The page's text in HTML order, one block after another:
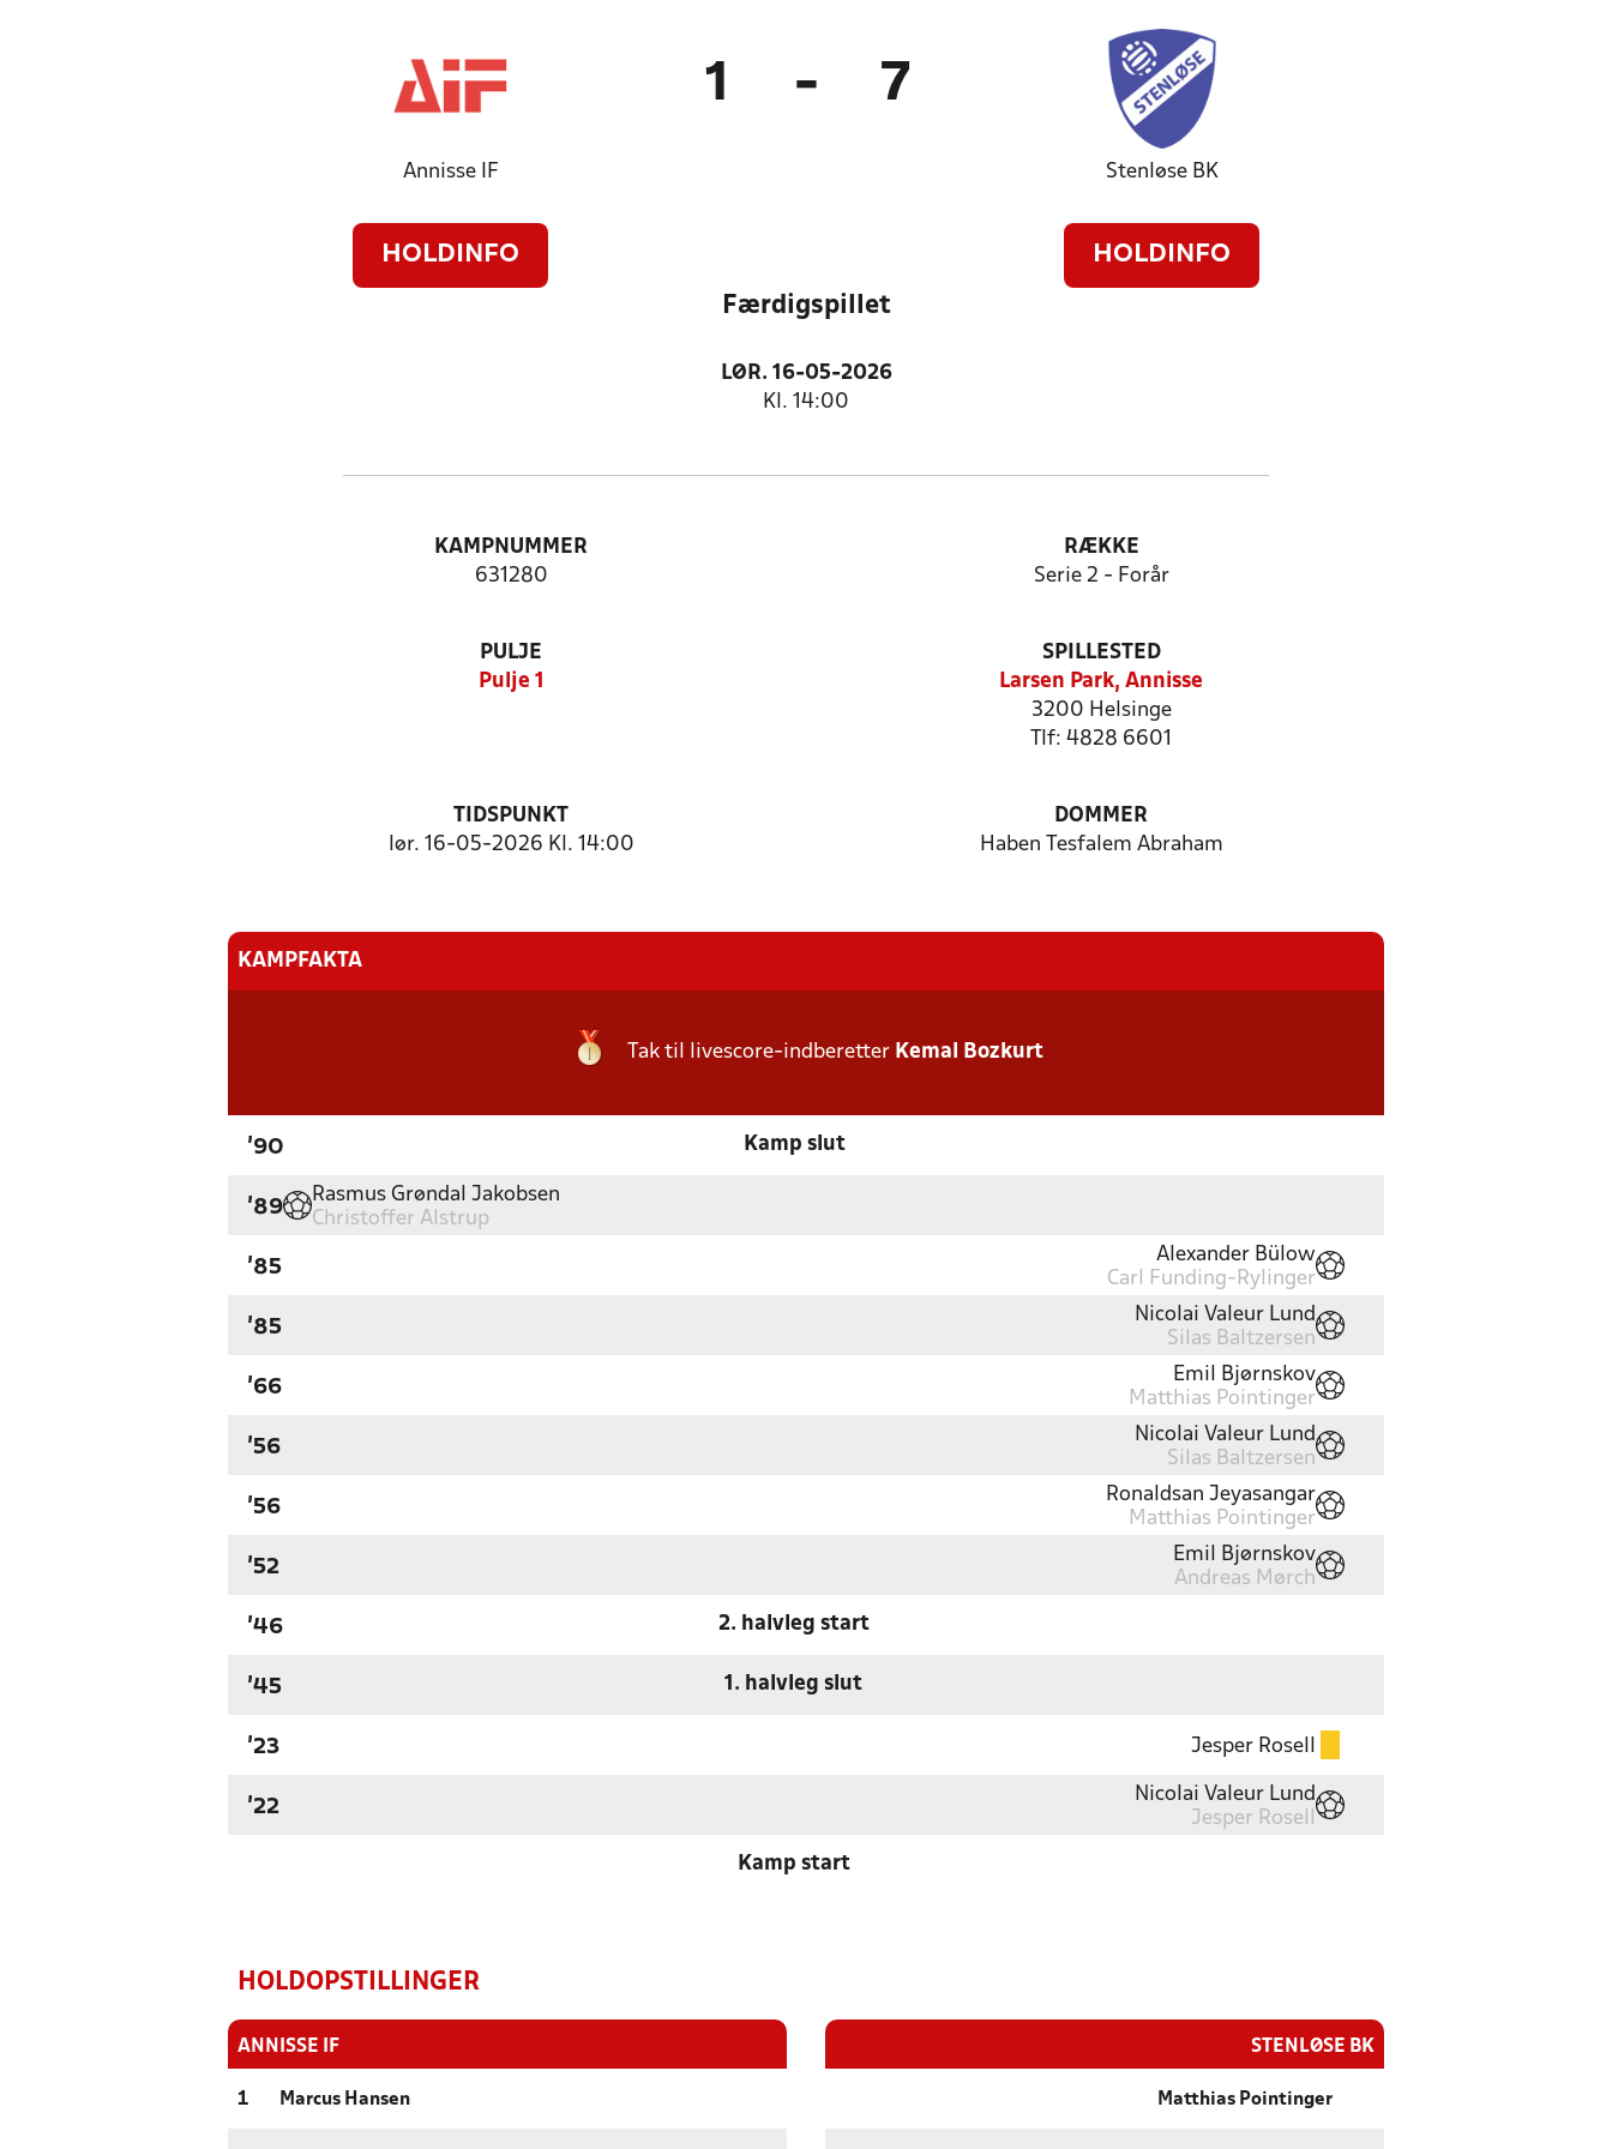
Annisse IF
HOLDINFO
1 - 7
Stenløse BK
HOLDINFO
Færdigspillet
LØR. 16-05-2026
Kl. 14:00
KAMPNUMMER
631280
RÆKKE
Serie 2 - Forår
PULJE
Pulje 1
SPILLESTED
Larsen Park, Annisse
3200 Helsinge
Tlf: 4828 6601
TIDSPUNKT
lør. 16-05-2026 Kl. 14:00
DOMMER
Haben Tesfalem Abraham
KAMPFAKTA
Tak til livescore-indberetter Kemal Bozkurt
'90 Kamp slut
'89
Rasmus Grøndal Jakobsen
Christoffer Alstrup
'85
Alexander Bülow
Carl Funding-Rylinger
'85
Nicolai Valeur Lund
Silas Baltzersen
'66
Emil Bjørnskov
Matthias Pointinger
'56
Nicolai Valeur Lund
Silas Baltzersen
'56
Ronaldsan Jeyasangar
Matthias Pointinger
'52
Emil Bjørnskov
Andreas Mørch
'46 2. halvleg start
'45 1. halvleg slut
'23 Jesper Rosell
'22
Nicolai Valeur Lund
Jesper Rosell
Kamp start
HOLDOPSTILLINGER
ANNISSE IF
1 Marcus Hansen
STENLØSE BK
Matthias Pointinger